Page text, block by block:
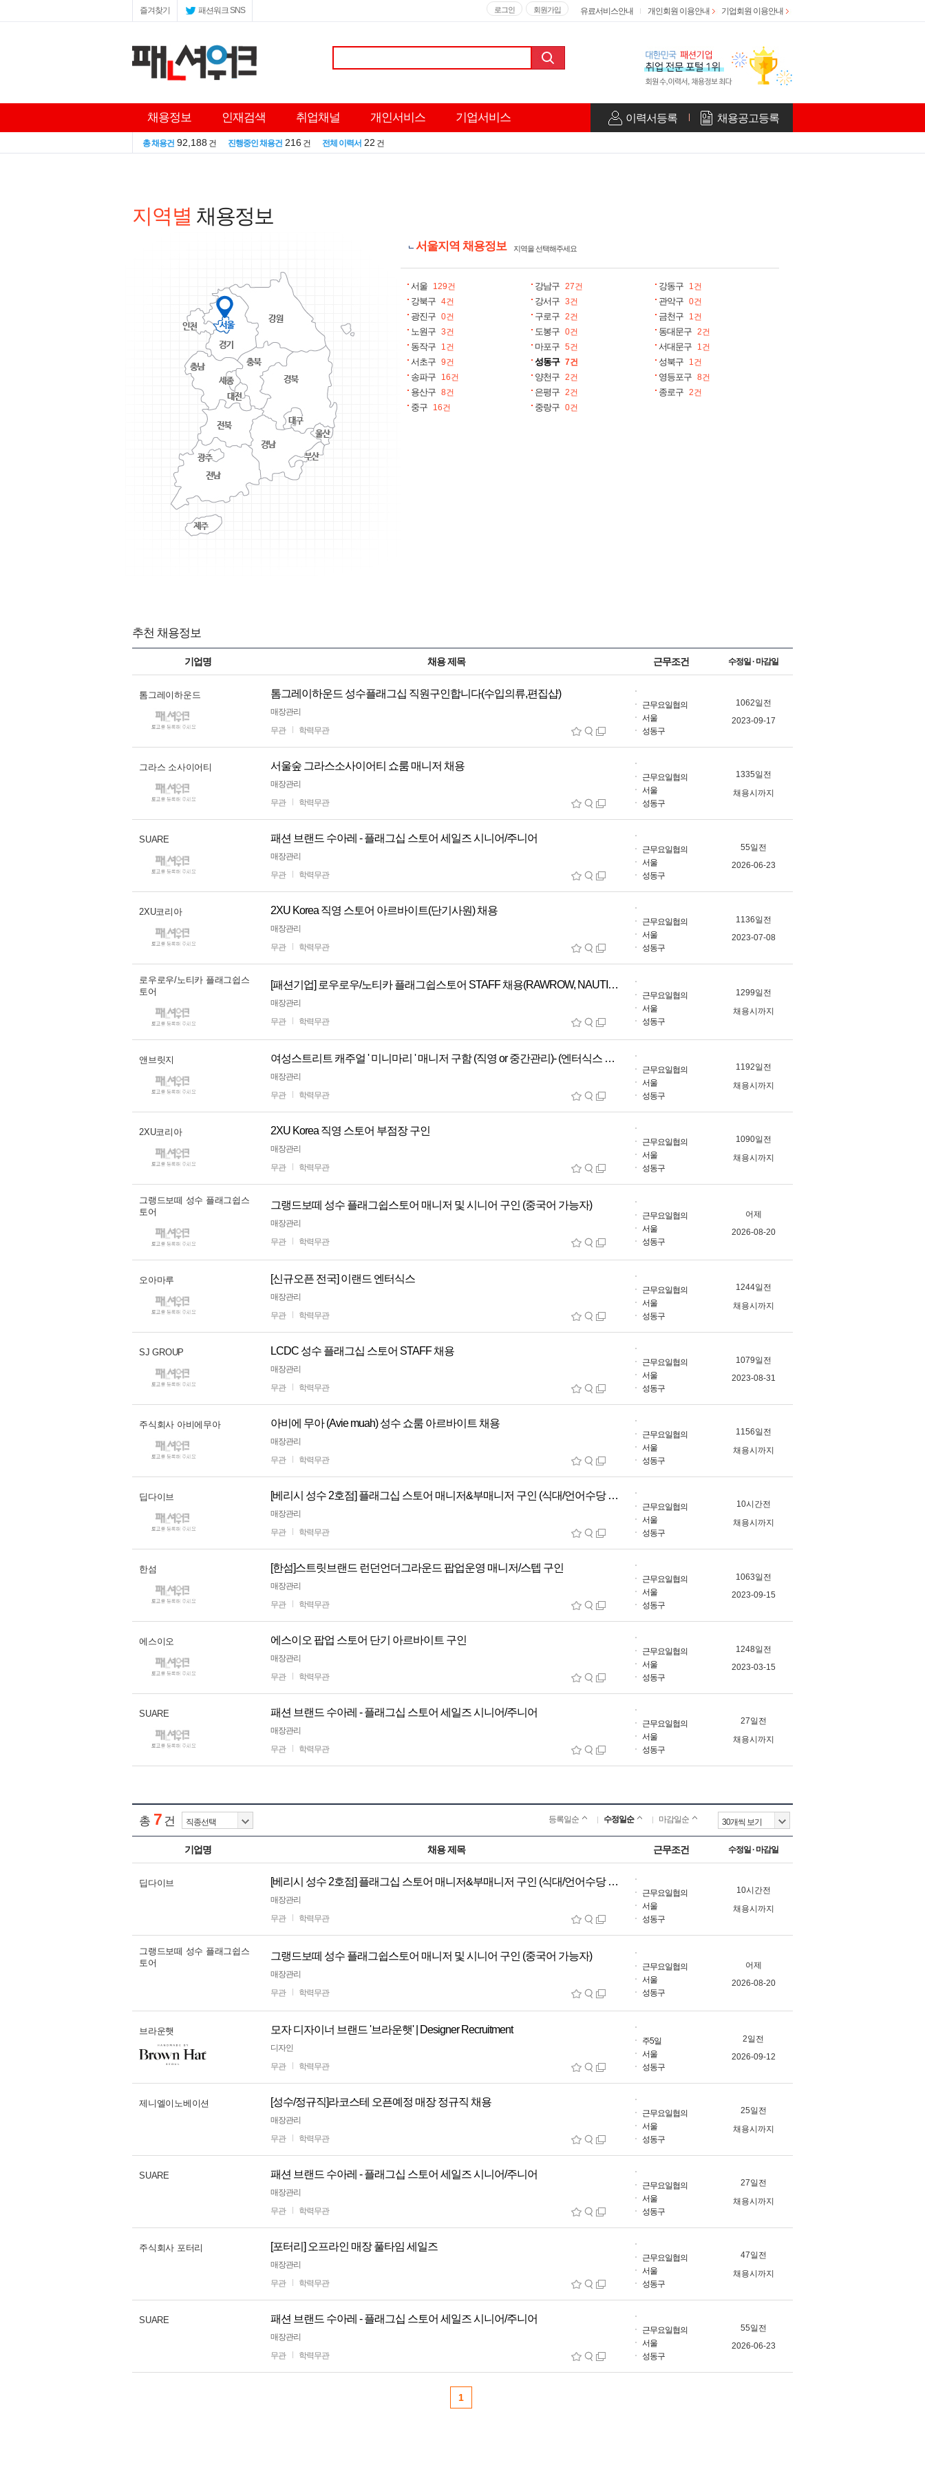
즐겨찾기 패션워크 SNS 로그인 회원가입 유료서비스안내 개인회원 이용안내 기업회원 이용안내
채용정보 인재검색 취업채널 개인서비스 기업서비스 이력서등록 채용공고등록
총 채용건 92,188 건 진행중인 채용건 216 건 전체 이력서 22 건
지역별 채용정보
서울지역 채용정보 지역을 선택해주세요
서울 129건 강남구 27건 강동구 1건
강북구 4건 강서구 3건 관악구 0건
광진구 0건 구로구 2건 금천구 1건
노원구 3건 도봉구 0건 동대문구 2건
동작구 1건 마포구 5건 서대문구 1건
서초구 9건 성동구 7건 성북구 1건
송파구 16건 양천구 2건 영등포구 8건
용산구 8건 은평구 2건 종로구 2건
중구 16건 중랑구 0건
추천 채용정보
기업명 채용 제목 근무조건 수정일 · 마감일
톰그레이하운드 톰그레이하운드 성수플래그십 직원구인합니다(수입의류,편집샵)
매장관리
무관
학력무관
근무요일협의
서울
성동구
1062일전
2023-09-17
그라스 소사이어티 서울숲 그라스소사이어티 쇼룸 매니저 채용
매장관리
무관
학력무관
근무요일협의
서울
성동구
1335일전
채용시까지
SUARE 패션 브랜드 수아레 - 플래그십 스토어 세일즈 시니어/주니어
매장관리
무관
학력무관
근무요일협의
서울
성동구
55일전
2026-06-23
2XU코리아 2XU Korea 직영 스토어 아르바이트(단기사원) 채용
매장관리
무관
학력무관
근무요일협의
서울
성동구
1136일전
2023-07-08
로우로우/노티카 플래그쉽스
토어
[패션기업] 로우로우/노티카 플래그쉽스토어 STAFF 채용(RAWROW, NAUTICA)
매장관리
무관
학력무관
근무요일협의
서울
성동구
1299일전
채용시까지
앤브릿지 여성스트리트 캐주얼 ' 미니마리 ' 매니저 구함 (직영 or 중간관리)- (엔터식스 왕십리)
매장관리
무관
학력무관
근무요일협의
서울
성동구
1192일전
채용시까지
2XU코리아 2XU Korea 직영 스토어 부점장 구인
매장관리
무관
학력무관
근무요일협의
서울
성동구
1090일전
채용시까지
그랭드보떼 성수 플래그쉽스
토어
그랭드보떼 성수 플래그쉽스토어 매니저 및 시니어 구인 (중국어 가능자)
매장관리
무관
학력무관
근무요일협의
서울
성동구
어제
2026-08-20
오아마루 [신규오픈 전국] 이랜드 엔터식스
매장관리
무관
학력무관
근무요일협의
서울
성동구
1244일전
채용시까지
SJ GROUP LCDC 성수 플래그십 스토어 STAFF 채용
매장관리
무관
학력무관
근무요일협의
서울
성동구
1079일전
2023-08-31
주식회사 아비에무아 아비에 무아 (Avie muah) 성수 쇼룸 아르바이트 채용
매장관리
무관
학력무관
근무요일협의
서울
성동구
1156일전
채용시까지
딥다이브 [베리시 성수 2호점] 플래그십 스토어 매니저&부매니저 구인 (식대/언어수당 지급)
매장관리
무관
학력무관
근무요일협의
서울
성동구
10시간전
채용시까지
한섬 [한섬]스트릿브랜드 런던언더그라운드 팝업운영 매니저/스텝 구인
매장관리
무관
학력무관
근무요일협의
서울
성동구
1063일전
2023-09-15
에스이오 에스이오 팝업 스토어 단기 아르바이트 구인
매장관리
무관
학력무관
근무요일협의
서울
성동구
1248일전
2023-03-15
SUARE 패션 브랜드 수아레 - 플래그십 스토어 세일즈 시니어/주니어
매장관리
무관
학력무관
근무요일협의
서울
성동구
27일전
채용시까지
총 7 건 등록일순 수정일순 마감일순
기업명 채용 제목 근무조건 수정일 · 마감일
딥다이브 [베리시 성수 2호점] 플래그십 스토어 매니저&부매니저 구인 (식대/언어수당 지급)
매장관리
무관
학력무관
근무요일협의
서울
성동구
10시간전
채용시까지
그랭드보떼 성수 플래그쉽스
토어
그랭드보떼 성수 플래그쉽스토어 매니저 및 시니어 구인 (중국어 가능자)
매장관리
무관
학력무관
근무요일협의
서울
성동구
어제
2026-08-20
브라운햇 모자 디자이너 브랜드 '브라운햇' | Designer Recruitment
디자인
무관
학력무관
주5일
서울
성동구
2일전
2026-09-12
제니엘이노베이션 [성수/정규직]라코스테 오픈예정 매장 정규직 채용
매장관리
무관
학력무관
근무요일협의
서울
성동구
25일전
채용시까지
SUARE 패션 브랜드 수아레 - 플래그십 스토어 세일즈 시니어/주니어
매장관리
무관
학력무관
근무요일협의
서울
성동구
27일전
채용시까지
주식회사 포터리 [포터리] 오프라인 매장 풀타임 세일즈
매장관리
무관
학력무관
근무요일협의
서울
성동구
47일전
채용시까지
SUARE 패션 브랜드 수아레 - 플래그십 스토어 세일즈 시니어/주니어
매장관리
무관
학력무관
근무요일협의
서울
성동구
55일전
2026-06-23
1